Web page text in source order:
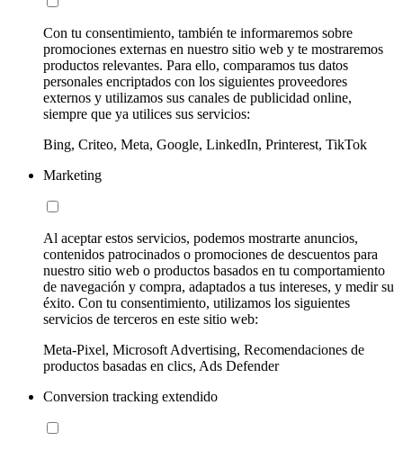
Con tu consentimiento, también te informaremos sobre
promociones externas en nuestro sitio web y te mostraremos
productos relevantes. Para ello, comparamos tus datos
personales encriptados con los siguientes proveedores
externos y utilizamos sus canales de publicidad online,
siempre que ya utilices sus servicios:
Bing, Criteo, Meta, Google, LinkedIn, Printerest, TikTok
Marketing
Al aceptar estos servicios, podemos mostrarte anuncios,
contenidos patrocinados o promociones de descuentos para
nuestro sitio web o productos basados en tu comportamiento
de navegación y compra, adaptados a tus intereses, y medir su
éxito. Con tu consentimiento, utilizamos los siguientes
servicios de terceros en este sitio web:
Meta-Pixel, Microsoft Advertising, Recomendaciones de
productos basadas en clics, Ads Defender
Conversion tracking extendido